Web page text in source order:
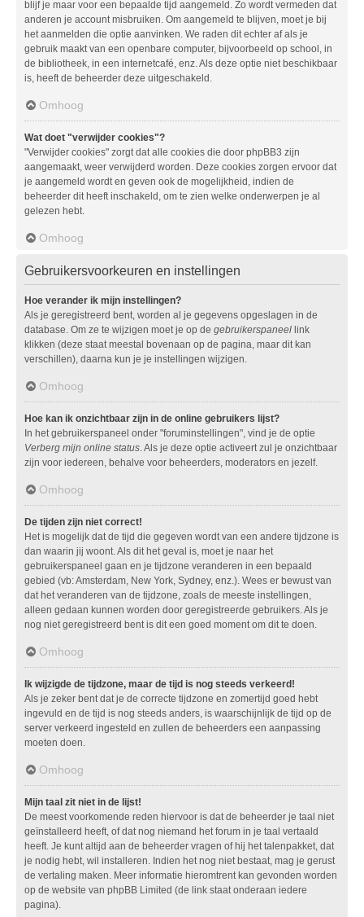
blijf je maar voor een bepaalde tijd aangemeld. Zo wordt vermeden dat
anderen je account misbruiken. Om aangemeld te blijven, moet je bij
het aanmelden die optie aanvinken. We raden dit echter af als je
gebruik maakt van een openbare computer, bijvoorbeeld op school, in
de bibliotheek, in een internetcafé, enz. Als deze optie niet beschikbaar
is, heeft de beheerder deze uitgeschakeld.
Omhoog
Wat doet "verwijder cookies"?
"Verwijder cookies" zorgt dat alle cookies die door phpBB3 zijn
aangemaakt, weer verwijderd worden. Deze cookies zorgen ervoor dat
je aangemeld wordt en geven ook de mogelijkheid, indien de
beheerder dit heeft inschakeld, om te zien welke onderwerpen je al
gelezen hebt.
Omhoog
Gebruikersvoorkeuren en instellingen
Hoe verander ik mijn instellingen?
Als je geregistreerd bent, worden al je gegevens opgeslagen in de
database. Om ze te wijzigen moet je op de gebruikerspaneel link
klikken (deze staat meestal bovenaan op de pagina, maar dit kan
verschillen), daarna kun je je instellingen wijzigen.
Omhoog
Hoe kan ik onzichtbaar zijn in de online gebruikers lijst?
In het gebruikerspaneel onder "foruminstellingen", vind je de optie
Verberg mijn online status . Als je deze optie activeert zul je onzichtbaar
zijn voor iedereen, behalve voor beheerders, moderators en jezelf.
Omhoog
De tijden zijn niet correct!
Het is mogelijk dat de tijd die gegeven wordt van een andere tijdzone is
dan waarin jij woont. Als dit het geval is, moet je naar het
gebruikerspaneel gaan en je tijdzone veranderen in een bepaald
gebied (vb: Amsterdam, New York, Sydney, enz.). Wees er bewust van
dat het veranderen van de tijdzone, zoals de meeste instellingen,
alleen gedaan kunnen worden door geregistreerde gebruikers. Als je
nog niet geregistreerd bent is dit een goed moment om dit te doen.
Omhoog
Ik wijzigde de tijdzone, maar de tijd is nog steeds verkeerd!
Als je zeker bent dat je de correcte tijdzone en zomertijd goed hebt
ingevuld en de tijd is nog steeds anders, is waarschijnlijk de tijd op de
server verkeerd ingesteld en zullen de beheerders een aanpassing
moeten doen.
Omhoog
Mijn taal zit niet in de lijst!
De meest voorkomende reden hiervoor is dat de beheerder je taal niet
geïnstalleerd heeft, of dat nog niemand het forum in je taal vertaald
heeft. Je kunt altijd aan de beheerder vragen of hij het talenpakket, dat
je nodig hebt, wil installeren. Indien het nog niet bestaat, mag je gerust
de vertaling maken. Meer informatie hieromtrent kan gevonden worden
op de website van phpBB Limited (de link staat onderaan iedere
pagina).